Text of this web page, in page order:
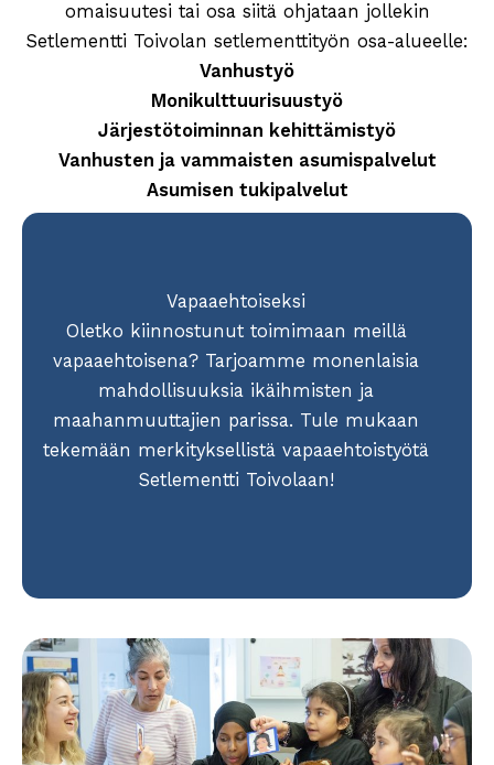
omaisuutesi tai osa siitä ohjataan jollekin
Setlementti Toivolan setlementtityön osa-alueelle:
Vanhustyö
Monikulttuurisuustyö
Järjestötoiminnan kehittämistyö
Vanhusten ja vammaisten asumispalvelut
Asumisen tukipalvelut
Vapaaehtoiseksi
Oletko kiinnostunut toimimaan meillä
vapaaehtoisena? Tarjoamme monenlaisia
mahdollisuuksia ikäihmisten ja
maahanmuuttajien parissa. Tule mukaan
tekemään merkityksellistä vapaaehtoistyötä
Setlementti Toivolaan!